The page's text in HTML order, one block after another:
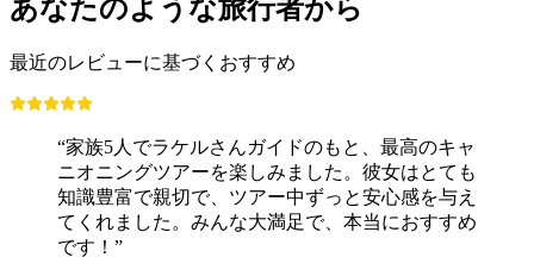
あなたのような旅行者から
最近のレビューに基づくおすすめ
“家族5人でラケルさんガイドのもと、最高のキャ
ニオニングツアーを楽しみました。彼女はとても
知識豊富で親切で、ツアー中ずっと安心感を与え
てくれました。みんな大満足で、本当におすすめ
です！”